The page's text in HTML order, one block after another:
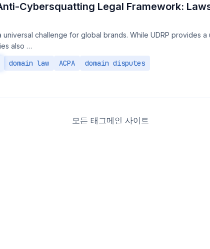
Cybersquatting Legal Framework:
universal challenge for global brands. While UDRP provides
also …
domain law ACPA domain disputes
모든 태그메인 사이트